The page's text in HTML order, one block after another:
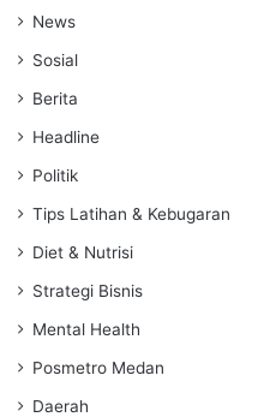
News
Sosial
Berita
Headline
Politik
Tips Latihan & Kebugaran
Diet & Nutrisi
Strategi Bisnis
Mental Health
Posmetro Medan
Daerah